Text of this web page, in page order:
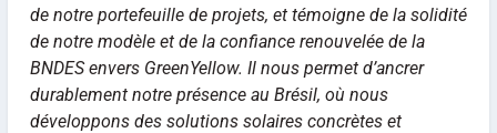
de notre portefeuille de projets, et témoigne de la solidité
de notre modèle et de la confiance renouvelée de la
BNDES envers GreenYellow. Il nous permet d’ancrer
durablement notre présence au Brésil, où nous
développons des solutions solaires concrètes et